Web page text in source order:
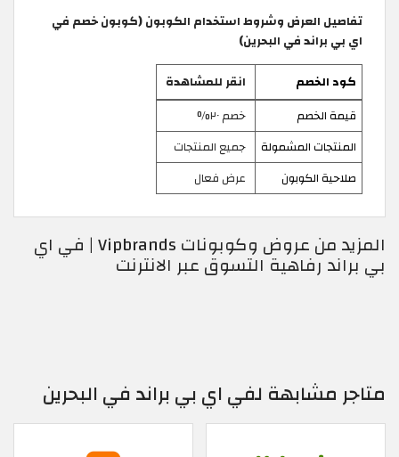
تفاصيل العرض وشروط استخدام الكوبون (كوبون خصم في
اي بي براند في البحرين)
كود الخصم
انقر للمشاهدة
قيمة الخصم
خصم ٢٠%
المنتجات المشمولة
جميع المنتجات
صلاحية الكوبون
عرض فعال
المزيد من عروض وكوبونات Vipbrands | في اي
بي براند رفاهية التسوق عبر الانترنت
متاجر مشابهة لفي اي بي براند في البحرين